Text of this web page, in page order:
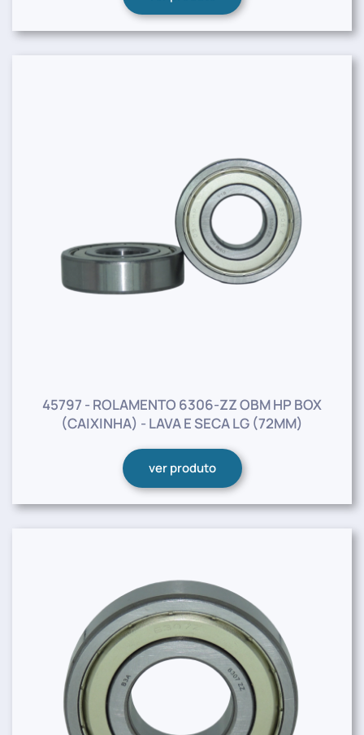
45797 - ROLAMENTO 6306-ZZ OBM HP BOX
(CAIXINHA) - LAVA E SECA LG (72MM)
ver produto